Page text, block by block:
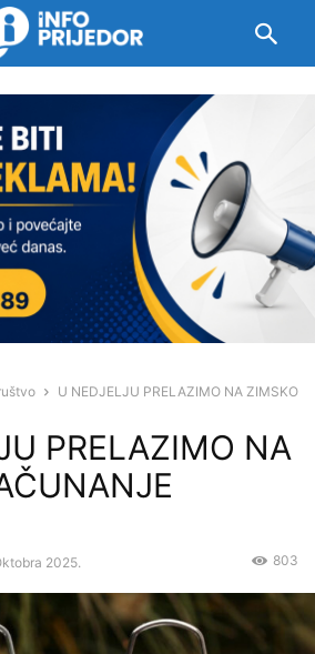
U NEDJELJU PRELAZIMO NA ZIMSKO
PRELAZIMO NA
2025. 803